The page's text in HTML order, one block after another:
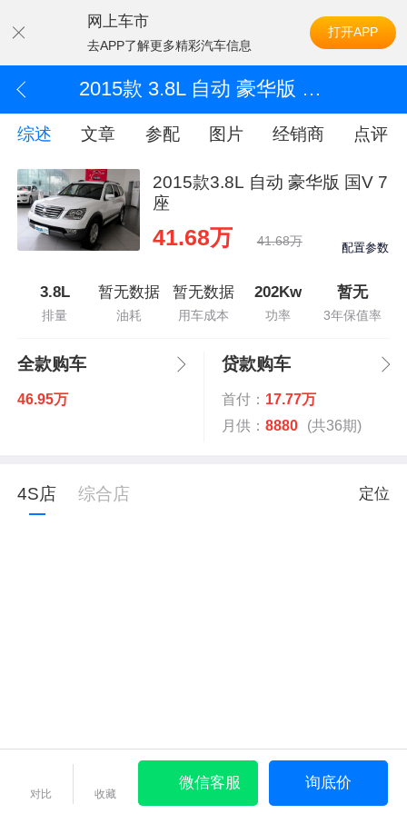
网上车市
去APP了解更多精彩汽车信息
打开APP
2015款 3.8L 自动 豪华版 国V 7座
综述 文章 参配 图片 经销商 点评
2015款3.8L 自动 豪华版 国V 7
座
41.68万 41.68万 配置参数
3.8L
排量
暂无数据
油耗
暂无数据
用车成本
202Kw
功率
暂无
3年保值率
全款购车
46.95万
贷款购车
首付： 17.77万
月供： 8880 (共36期)
4S店 综合店 定位
对比 收藏
微信客服 询底价